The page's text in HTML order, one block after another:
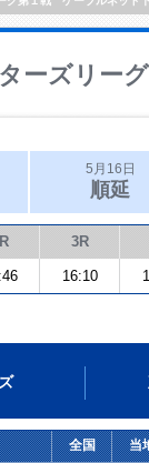
ーズリー
5月16日
順延
3R
16:10
全国 当